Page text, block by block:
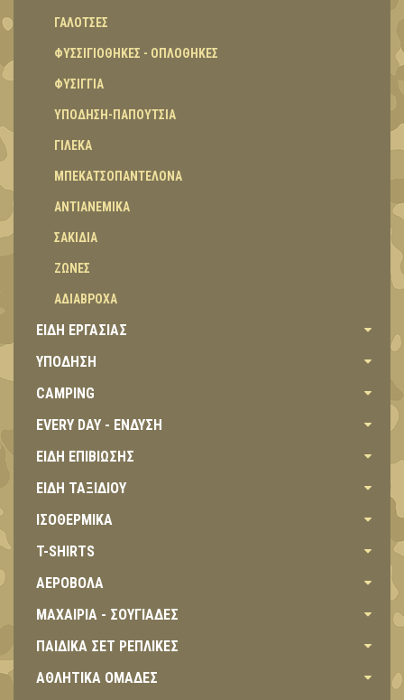
ΓΑΛΟΤΣΕΣ
ΦΥΣΣΙΓΙΟΘΗΚΕΣ - ΟΠΛΟΘΗΚΕΣ
ΦΥΣΙΓΓΙΑ
ΥΠΟΔΗΣΗ-ΠΑΠΟΥΤΣΙΑ
ΓΙΛΕΚΑ
ΜΠΕΚΑΤΣΟΠΑΝΤΕΛΟΝΑ
ΑΝΤΙΑΝΕΜΙΚΑ
ΣΑΚΙΔΙΑ
ΖΩΝΕΣ
ΑΔΙΑΒΡΟΧΑ
ΕΙΔΗ ΕΡΓΑΣΙΑΣ
ΥΠΟΔΗΣΗ
CAMPING
EVERY DAY - ΕΝΔΥΣΗ
ΕΙΔΗ ΕΠΙΒΙΩΣΗΣ
ΕΙΔΗ ΤΑΞΙΔΙΟΥ
ΙΣΟΘΕΡΜΙΚΑ
T-SHIRTS
ΑΕΡΟΒΟΛΑ
ΜΑΧΑΙΡΙΑ - ΣΟΥΓΙΑΔΕΣ
ΠΑΙΔΙΚΑ ΣΕΤ ΡΕΠΛΙΚΕΣ
ΑΘΛΗΤΙΚΑ ΟΜΑΔΕΣ